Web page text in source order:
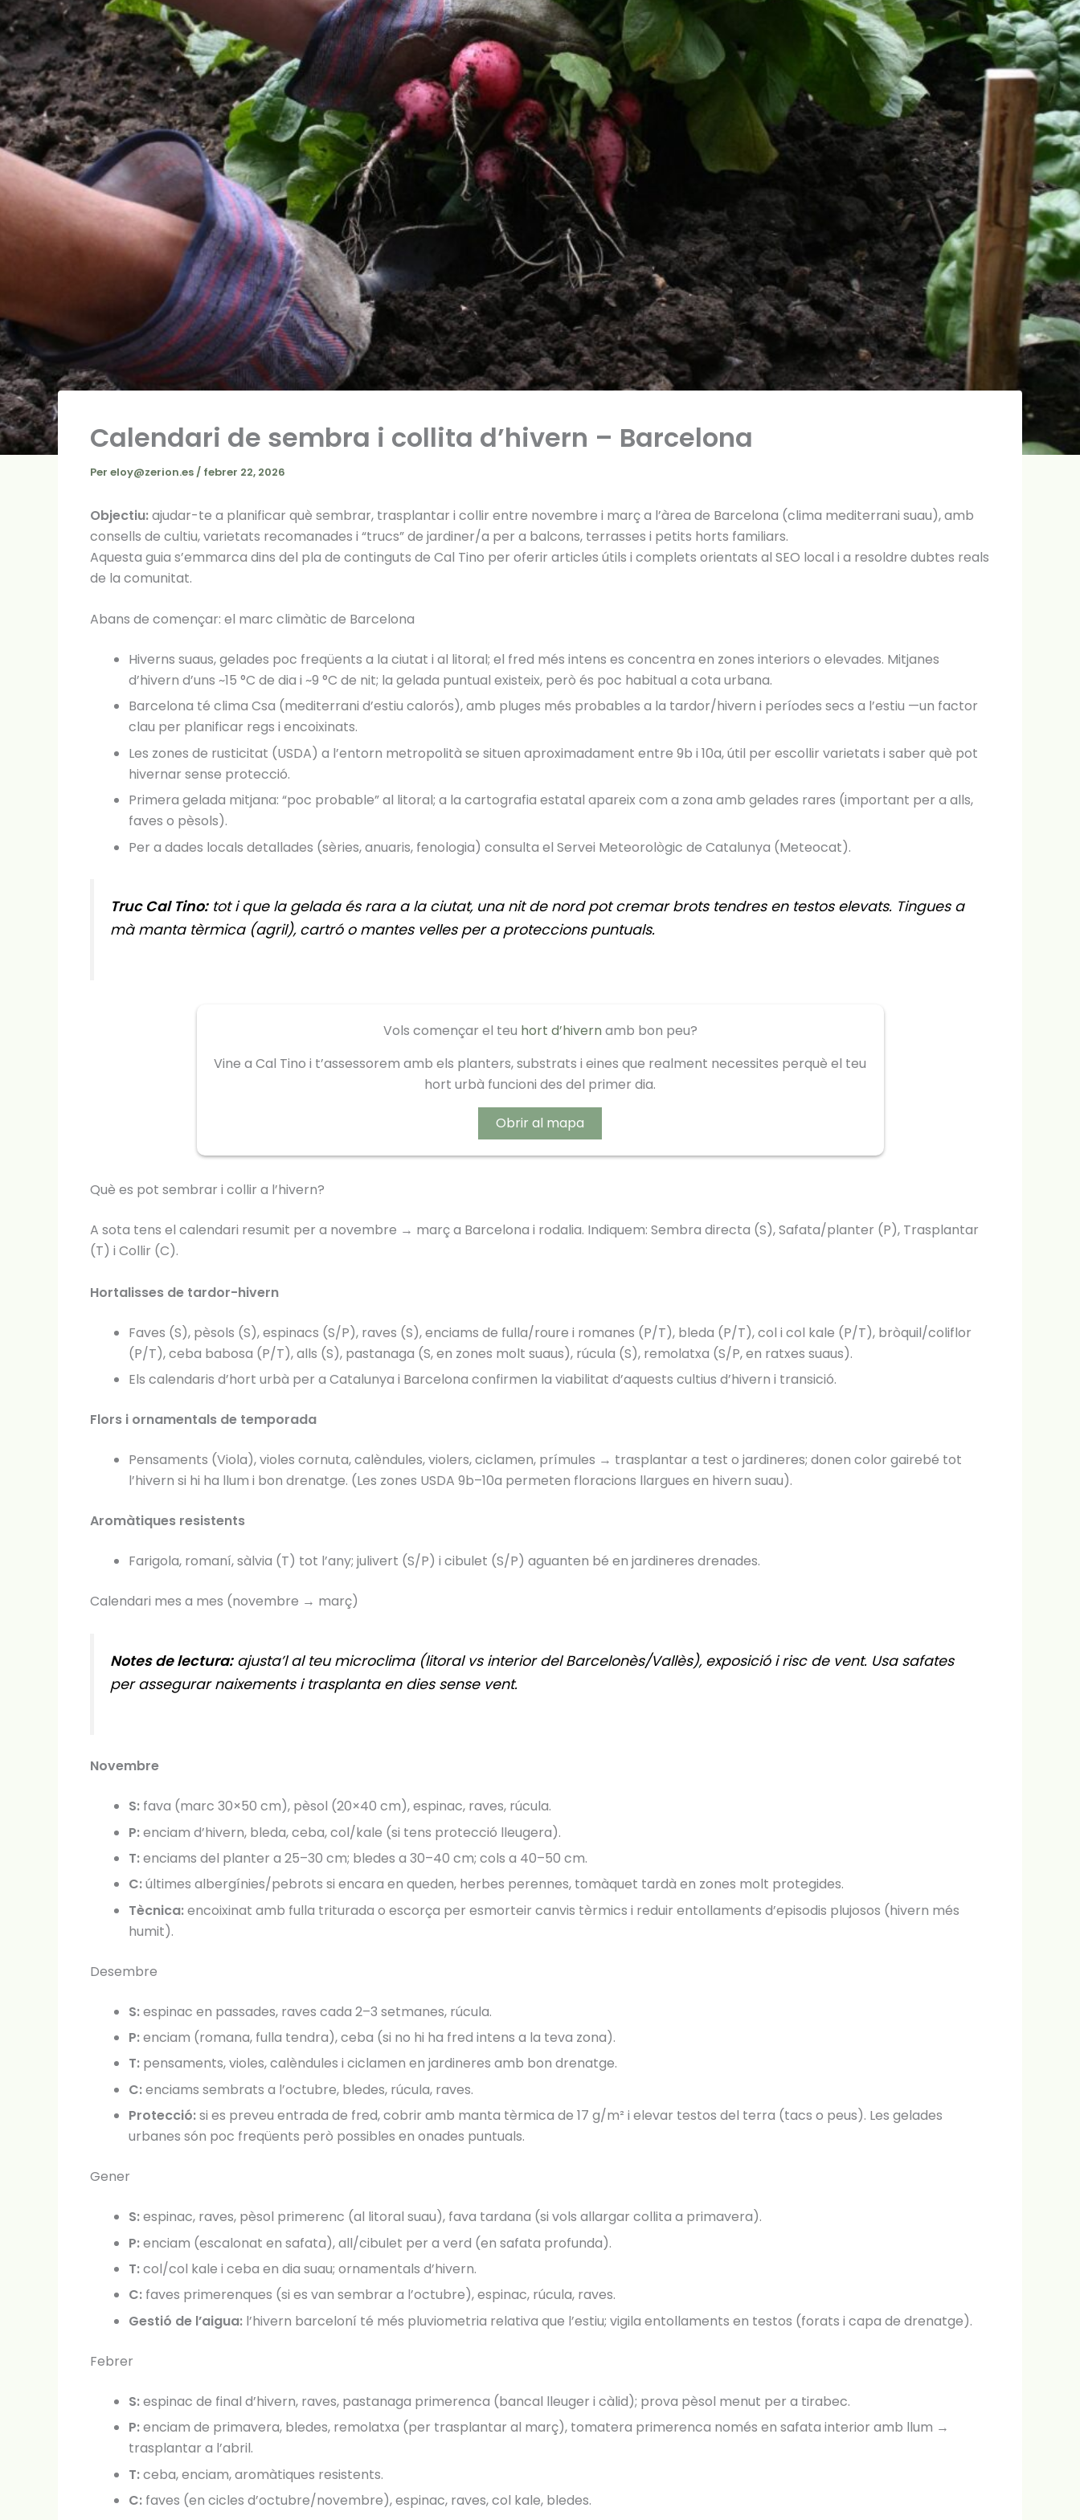
Calendari de sembra i collita d’hivern – Barcelona
Per eloy@zerion.es / febrer 22, 2026
Objectiu:ajudar-te a planificar què sembrar, trasplantar i collir entre novembre i març a l’àrea de Barcelona (clima mediterrani suau), amb
consells de cultiu, varietats recomanades i “trucs” de jardiner/a per a balcons, terrasses i petits horts familiars.
Aquesta guia s’emmarca dins del pla de continguts de Cal Tino per oferir articles útils i complets orientats al SEO local i a resoldre dubtes reals
de la comunitat.
Abans de començar: el marc climàtic de Barcelona
Hiverns suaus, gelades poc freqüents a la ciutat i al litoral; el fred més intens es concentra en zones interiors o elevades. Mitjanes
d’hivern d’uns ~15 °C de dia i ~9 °C de nit; la gelada puntual existeix, però és poc habitual a cota urbana.
Barcelona té clima Csa (mediterrani d’estiu calorós), amb pluges més probables a la tardor/hivern i períodes secs a l’estiu —un factor
clau per planificar regs i encoixinats.
Les zones de rusticitat (USDA) a l’entorn metropolità se situen aproximadament entre 9b i 10a, útil per escollir varietats i saber què pot
hivernar sense protecció.
Primera gelada mitjana: “poc probable” al litoral; a la cartografia estatal apareix com a zona amb gelades rares (important per a alls,
faves o pèsols).
Per a dades locals detallades (sèries, anuaris, fenologia) consulta el Servei Meteorològic de Catalunya (Meteocat).
Truc Cal Tino:tot i que la gelada és rara a la ciutat, una nit de nord pot cremar brots tendres en testos elevats. Tingues a
mà manta tèrmica (agril), cartró o mantes velles per a proteccions puntuals.
Vols començar el teu hort d’hivern amb bon peu?
Vine a Cal Tino i t’assessorem amb els planters, substrats i eines que realment necessites perquè el teu
hort urbà funcioni des del primer dia.
Obrir al mapa
Què es pot sembrar i collir a l’hivern?
A sota tens el calendari resumit per a novembre → març a Barcelona i rodalia. Indiquem: Sembra directa (S), Safata/planter (P), Trasplantar
(T) i Collir (C).
Hortalisses de tardor-hivern
Faves (S), pèsols (S), espinacs (S/P), raves (S), enciams de fulla/roure i romanes (P/T), bleda (P/T), col i col kale (P/T), bròquil/coliflor
(P/T), ceba babosa (P/T), alls (S), pastanaga (S, en zones molt suaus), rúcula (S), remolatxa (S/P, en ratxes suaus).
Els calendaris d’hort urbà per a Catalunya i Barcelona confirmen la viabilitat d’aquests cultius d’hivern i transició.
Flors i ornamentals de temporada
Pensaments (Viola), violes cornuta, calèndules, violers, ciclamen, prímules → trasplantar a test o jardineres; donen color gairebé tot
l’hivern si hi ha llum i bon drenatge. (Les zones USDA 9b–10a permeten floracions llargues en hivern suau).
Aromàtiques resistents
Farigola, romaní, sàlvia (T) tot l’any; julivert (S/P) i cibulet (S/P) aguanten bé en jardineres drenades.
Calendari mes a mes (novembre → març)
Notes de lectura:ajusta’l al teu microclima (litoral vs interior del Barcelonès/Vallès), exposició i risc de vent. Usa safates
per assegurar naixements i trasplanta en dies sense vent.
Novembre
S: fava (marc 30×50 cm), pèsol (20×40 cm), espinac, raves, rúcula.
P:enciam d’hivern, bleda, ceba, col/kale (si tens protecció lleugera).
T:enciams del planter a 25–30 cm; bledes a 30–40 cm; cols a 40–50 cm.
C:últimes albergínies/pebrots si encara en queden, herbes perennes, tomàquet tardà en zones molt protegides.
Tècnica:encoixinat amb fulla triturada o escorça per esmorteir canvis tèrmics i reduir entollaments d’episodis plujosos (hivern més
humit).
Desembre
S:espinac en passades, raves cada 2–3 setmanes, rúcula.
P:enciam (romana, fulla tendra), ceba (si no hi ha fred intens a la teva zona).
T: pensaments, violes, calèndules i ciclamen en jardineres amb bon drenatge.
C:enciams sembrats a l’octubre, bledes, rúcula, raves.
Protecció:si es preveu entrada de fred, cobrir amb manta tèrmica de 17 g/m² i elevar testos del terra (tacs o peus). Les gelades
urbanes són poc freqüents però possibles en onades puntuals.
Gener
S:espinac, raves, pèsol primerenc (al litoral suau), fava tardana (si vols allargar collita a primavera).
P:enciam (escalonat en safata), all/cibulet per a verd (en safata profunda).
T:col/col kale i ceba en dia suau; ornamentals d’hivern.
C: faves primerenques (si es van sembrar a l’octubre), espinac, rúcula, raves.
Gestió de l’aigua: l’hivern barceloní té més pluviometria relativa que l’estiu; vigila entollaments en testos (forats i capa de drenatge).
Febrer
S:espinac de final d’hivern, raves, pastanaga primerenca (bancal lleuger i càlid); prova pèsol menut per a tirabec.
P:enciam de primavera, bledes, remolatxa (per trasplantar al març), tomatera primerenca només en safata interior amb llum →
trasplantar a l’abril.
T:ceba, enciam, aromàtiques resistents.
C: faves (en cicles d’octubre/novembre), espinac, raves, col kale, bledes.